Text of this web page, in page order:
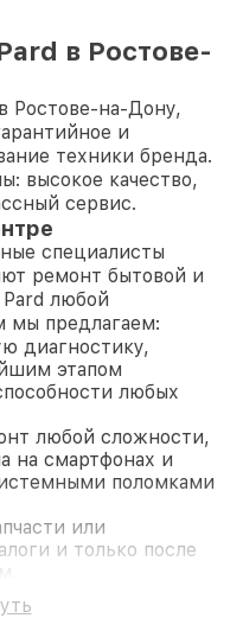
в Ростове-
Ростове-на-Дону,
и
техники бренда.
высокое качество,
сервис.
специалисты
ремонт бытовой и
любой
мы предлагаем:
диагностику,
этапом
любых
любой сложности,
на смартфонах и
поломками
или
и только после
комплектующие
гарантия. В случае